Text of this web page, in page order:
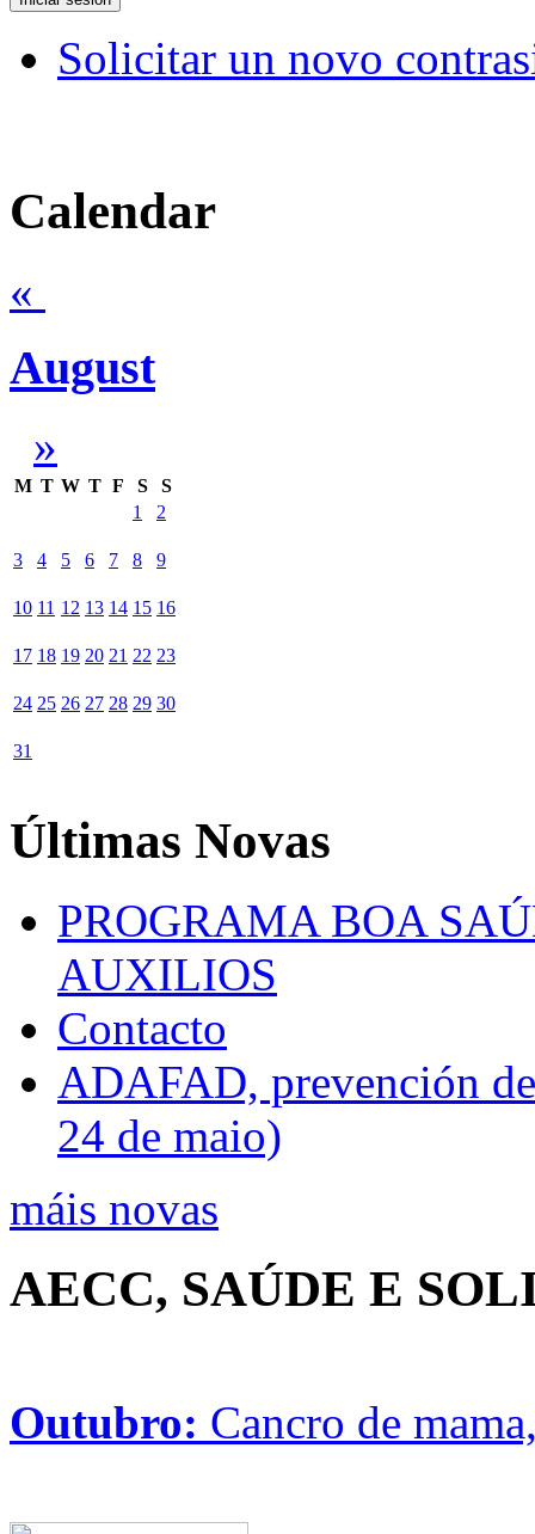
Solicitar un novo
Calendar
«
August
»
M T W T F S
S
1
2
3 4 5 6 7 8 9
10 11 12 13 14 15 16
17 18 19 20 21 22 23
24 25 26 27 28 29 30
31
Últimas Novas
PROGRAMA BOA
AUXILIOS
Contacto
ADAFAD, prevención
24 de maio)
máis novas
AECC, SAÚDE E
Outubro: Cancro de